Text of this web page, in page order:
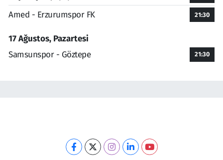
Amed - Erzurumspor FK 21:30
17 Ağustos, Pazartesi
Samsunspor - Göztepe
21:30